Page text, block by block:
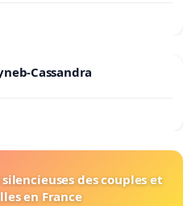
Cassandra
des couples et
en France